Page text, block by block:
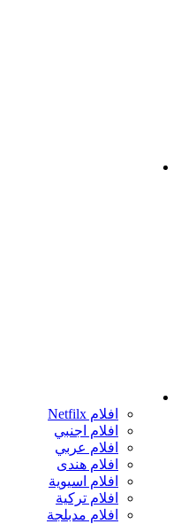
افلام Netfilx
افلام اجنبي
افلام عربي
افلام هندى
افلام اسيوية
افلام تركية
افلام مدبلجة